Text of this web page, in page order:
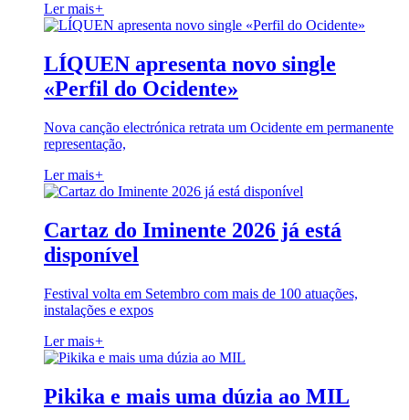
Ler mais+
LÍQUEN apresenta novo single
«Perfil do Ocidente»
Nova canção electrónica retrata um Ocidente em permanente
representação,
Ler mais+
Cartaz do Iminente 2026 já está
disponível
Festival volta em Setembro com mais de 100 atuações,
instalações e expos
Ler mais+
Pikika e mais uma dúzia ao MIL